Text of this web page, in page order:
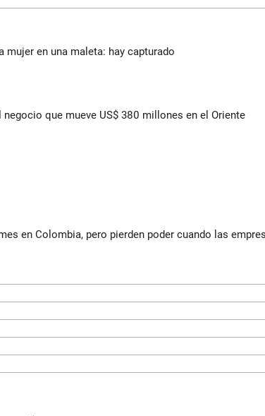
mujer en una maleta: hay capturado
que mueve US$ 380 millones en el Oriente
en Colombia, pero pierden poder cuando las